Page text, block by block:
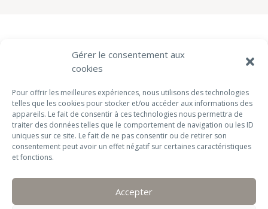
Gérer le consentement aux
cookies
Pour offrir les meilleures expériences, nous utilisons des technologies
telles que les cookies pour stocker et/ou accéder aux informations des
appareils. Le fait de consentir à ces technologies nous permettra de
traiter des données telles que le comportement de navigation ou les ID
uniques sur ce site. Le fait de ne pas consentir ou de retirer son
consentement peut avoir un effet négatif sur certaines caractéristiques
et fonctions.
Accepter